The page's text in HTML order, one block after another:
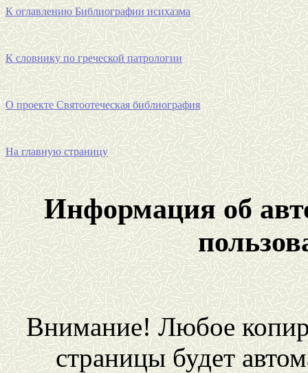
К оглавлению Библиографии исихазма
К словнику по греческой патрологии
О проектеСвятоотеческаябиблиография
На главную страницу
Информация об
Внимание! Любое
страницы будет